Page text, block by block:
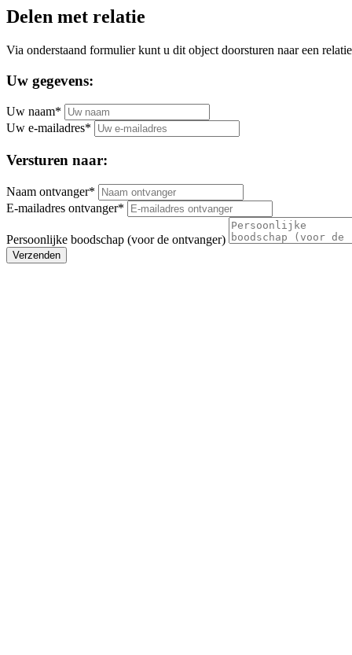
Delen met relatie
Via onderstaand formulier kunt u dit object doorsturen naar een
Uw gegevens:
Uw naam*
Uw e-mailadres*
Versturen naar:
Naam ontvanger*
E-mailadres ontvanger*
Persoonlijke boodschap (voor de ontvanger)
Verzenden